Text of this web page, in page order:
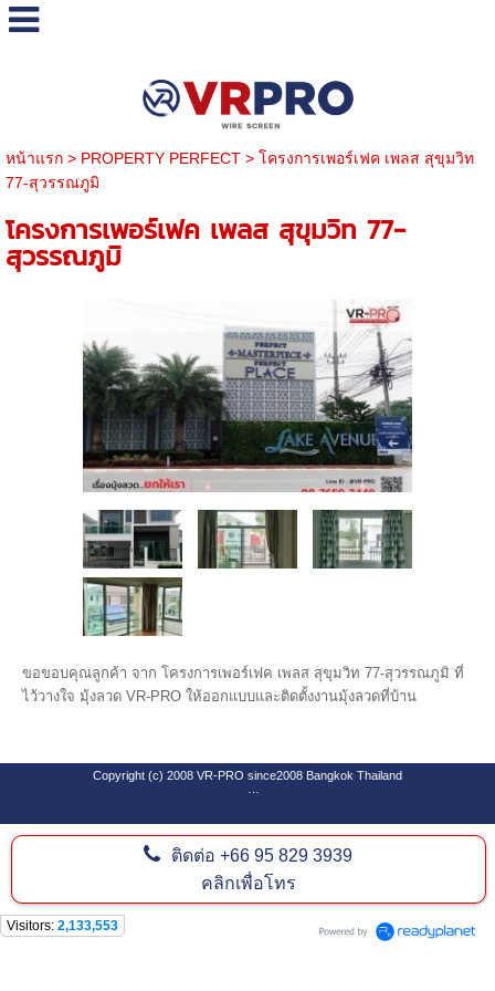
หน้าแรก> PROPERTY PERFECT> โครงการเพอร์เฟค เพลส สุขุมวิท
77-สุวรรณภูมิ
โครงการเพอร์เฟค เพลส สุขุมวิท 77-
สุวรรณภูมิ
ขอขอบคุณลูกค้า จาก โครงการเพอร์เฟค เพลส สุขุมวิท 77-สุวรรณภูมิ ที่
ไว้วางใจ มุ้งลวด VR-PRO ให้ออกแบบและติดตั้งงานมุ้งลวดที่บ้าน
Copyright (c) 2008 VR-PRO since2008 Bangkok Thailand
SEO By Software Design Center Co.,Ltd
www.goforwardweb.com
ติดต่อ+66 95 829 3939
คลิกเพื่อโทร
Visitors: 2,133,553